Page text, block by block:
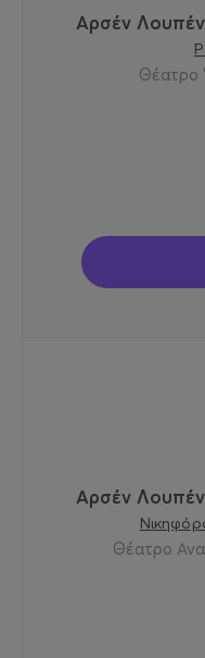
Αρσέν Λουπέν
Θέατρο
Αρσέν Λουπέν
Θέατρο